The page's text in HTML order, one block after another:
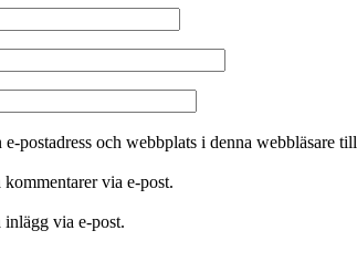
postadress och webbplats i denna webbläsare
via e-post.
via e-post.